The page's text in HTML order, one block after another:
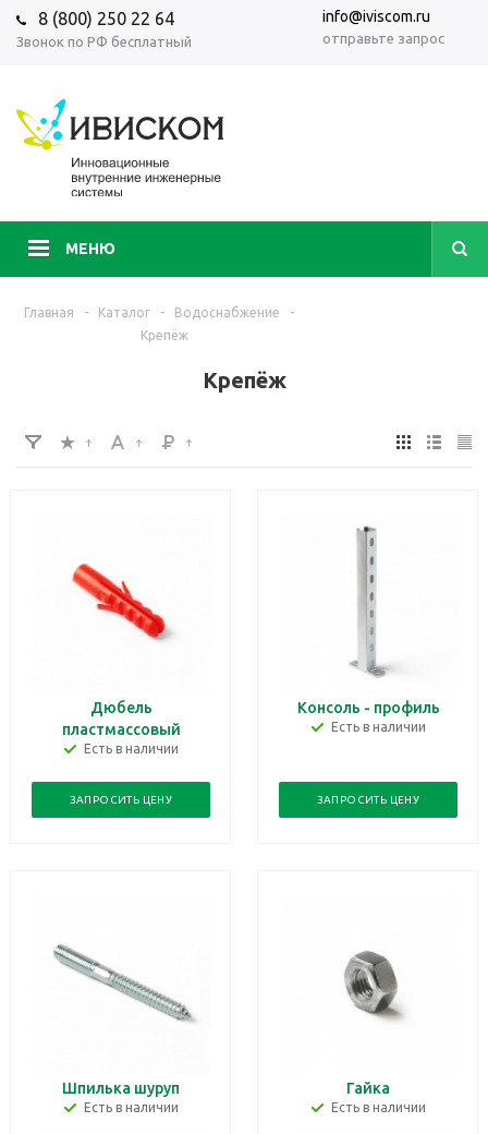
8 (800) 250 22 64
Звонок по РФ бесплатный
info@iviscom.ru
отправьте запрос
МЕНЮ
Главная - Каталог - Водоснабжение
-
Крепёж
Крепёж
Дюбель
пластмассовый
Есть в наличии
ЗАПРОСИТЬ ЦЕНУ
Консоль - профиль
Есть в наличии
ЗАПРОСИТЬ ЦЕНУ
Шпилька шуруп
Есть в наличии
Гайка
Есть в наличии